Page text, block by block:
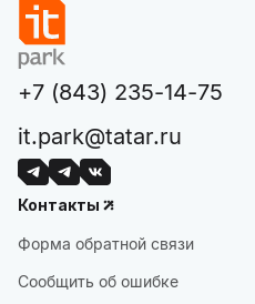
+7 (843) 235-14-75
it.park@tatar.ru
Контакты
Форма обратной связи
Сообщить об ошибке